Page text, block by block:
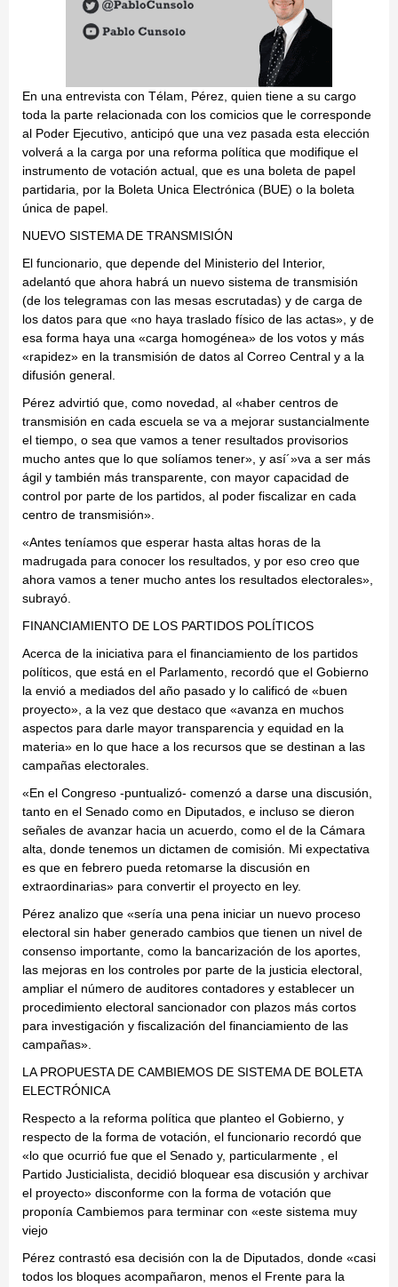
En una entrevista con Télam, Pérez, quien tiene a su cargo
toda la parte relacionada con los comicios que le corresponde
al Poder Ejecutivo, anticipó que una vez pasada esta elección
volverá a la carga por una reforma política que modifique el
instrumento de votación actual, que es una boleta de papel
partidaria, por la Boleta Unica Electrónica (BUE) o la boleta
única de papel.
NUEVO SISTEMA DE TRANSMISIÓN
El funcionario, que depende del Ministerio del Interior,
adelantó que ahora habrá un nuevo sistema de transmisión
(de los telegramas con las mesas escrutadas) y de carga de
los datos para que «no haya traslado físico de las actas», y de
esa forma haya una «carga homogénea» de los votos y más
«rapidez» en la transmisión de datos al Correo Central y a la
difusión general.
Pérez advirtió que, como novedad, al «haber centros de
transmisión en cada escuela se va a mejorar sustancialmente
el tiempo, o sea que vamos a tener resultados provisorios
mucho antes que lo que solíamos tener», y así´»va a ser más
ágil y también más transparente, con mayor capacidad de
control por parte de los partidos, al poder fiscalizar en cada
centro de transmisión».
«Antes teníamos que esperar hasta altas horas de la
madrugada para conocer los resultados, y por eso creo que
ahora vamos a tener mucho antes los resultados electorales»,
subrayó.
FINANCIAMIENTO DE LOS PARTIDOS POLÍTICOS
Acerca de la iniciativa para el financiamiento de los partidos
políticos, que está en el Parlamento, recordó que el Gobierno
la envió a mediados del año pasado y lo calificó de «buen
proyecto», a la vez que destaco que «avanza en muchos
aspectos para darle mayor transparencia y equidad en la
materia» en lo que hace a los recursos que se destinan a las
campañas electorales.
«En el Congreso -puntualizó- comenzó a darse una discusión,
tanto en el Senado como en Diputados, e incluso se dieron
señales de avanzar hacia un acuerdo, como el de la Cámara
alta, donde tenemos un dictamen de comisión. Mi expectativa
es que en febrero pueda retomarse la discusión en
extraordinarias» para convertir el proyecto en ley.
Pérez analizo que «sería una pena iniciar un nuevo proceso
electoral sin haber generado cambios que tienen un nivel de
consenso importante, como la bancarización de los aportes,
las mejoras en los controles por parte de la justicia electoral,
ampliar el número de auditores contadores y establecer un
procedimiento electoral sancionador con plazos más cortos
para investigación y fiscalización del financiamiento de las
campañas».
LA PROPUESTA DE CAMBIEMOS DE SISTEMA DE BOLETA
ELECTRÓNICA
Respecto a la reforma política que planteo el Gobierno, y
respecto de la forma de votación, el funcionario recordó que
«lo que ocurrió fue que el Senado y, particularmente , el
Partido Justicialista, decidió bloquear esa discusión y archivar
el proyecto» disconforme con la forma de votación que
proponía Cambiemos para terminar con «este sistema muy
viejo
Pérez contrastó esa decisión con la de Diputados, donde «casi
todos los bloques acompañaron, menos el Frente para la